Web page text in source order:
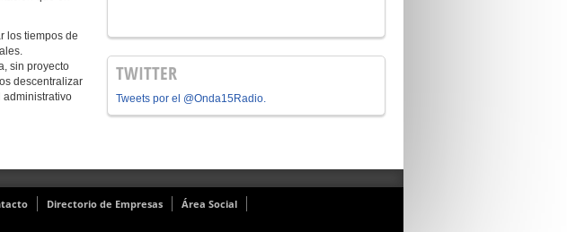
los tiempos de
sin proyecto
descentralizar
administrativo
TWITTER
Tweets por el @Onda15Radio.
Directorio de Empresas
Área Social